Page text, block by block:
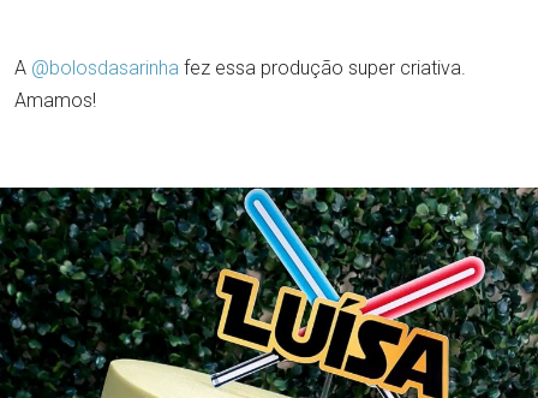
A @bolosdasarinha fez essa produção super criativa.
Amamos!